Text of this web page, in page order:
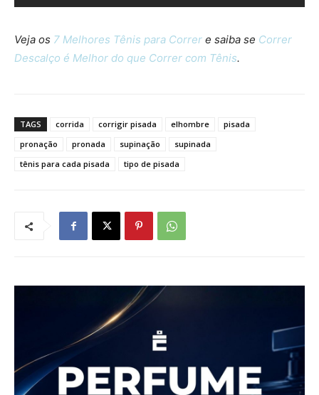
Veja os 7 Melhores Tênis para Correr e saiba se Correr
Descalço é Melhor do que Correr com Tênis.
TAGS corrida corrigir pisada elhombre
pisada
pronação
pronada supinação
supinada
tênis para cada pisada
tipo de pisada